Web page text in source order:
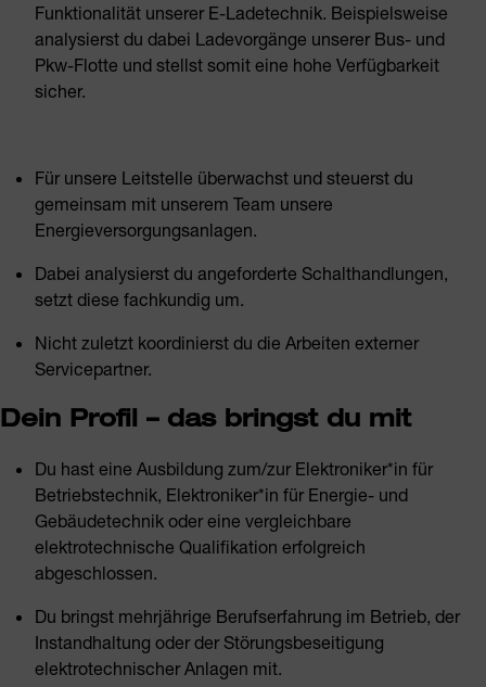
Funktionalität unserer E-Ladetechnik. Beispielsweise
analysierst du dabei Ladevorgänge unserer Bus- und
Pkw-Flotte und stellst somit eine hohe Verfügbarkeit
sicher.
Für unsere Leitstelle überwachst und steuerst du
gemeinsam mit unserem Team unsere
Energieversorgungsanlagen.
Dabei analysierst du angeforderte Schalthandlungen,
setzt diese fachkundig um.
Nicht zuletzt koordinierst du die Arbeiten externer
Servicepartner.
Dein Profil – das bringst du mit
Du hast eine Ausbildung zum/zur Elektroniker*in für
Betriebstechnik, Elektroniker*in für Energie- und
Gebäudetechnik oder eine vergleichbare
elektrotechnische Qualifikation erfolgreich
abgeschlossen.
Du bringst mehrjährige Berufserfahrung im Betrieb, der
Instandhaltung oder der Störungsbeseitigung
elektrotechnischer Anlagen mit.